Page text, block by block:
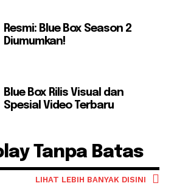
Resmi: Blue Box Season 2
Diumumkan!
Blue Box Rilis Visual dan
Spesial Video Terbaru
Tanpa Batas
LIHAT LEBIH BANYAK DISINI